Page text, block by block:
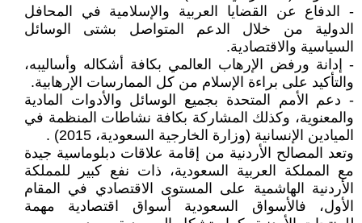
- الدفاع عن القضايا العربية والإسلامية في المحافل
الدولية من خلال الدعم المتواصل بشتى الوسائل
السياسية والاقتصادية.
- إدانة ورفض الإرهاب العالمي بكافة أشكاله وأساليبه،
والتأكيد على براءة الإسلام من كل الممارسات الإرهابية.
- دعم الأمم المتحدة بجميع الوسائل والأدوات المادية
والمعنوية، وكذلك المشاركة بكافة نشاطات المنظمة في
الميادين الإنسانية (وزارة الخارجية السعودية، 2015) .
وتعد المصالح الأردنية من إقامة علاقات دبلوماسية جيدة
مع المملكة العربية السعودية، ذات نفع كبير للمملكة
الأردنية الهاشمية على المستوى الاقتصادي في المقام
الأول، فالأسواق السعودية أسواق اقتصادية مهمة